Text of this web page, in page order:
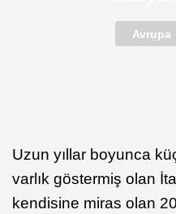
Avrupa
Uzun yıllar boyunca
varlık göstermiş olan
kendisine miras olan